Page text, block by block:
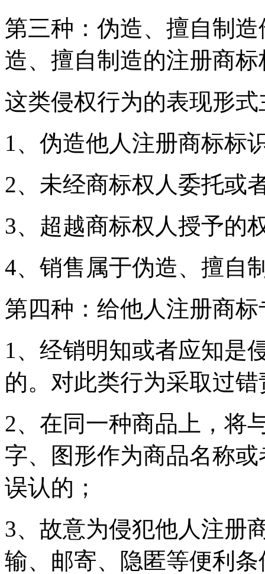
第三种：伪造、擅自制
造、擅自制造的注册商标
这类侵权行为的表现形
1、伪造他人注册商标标
2、未经商标权人委托或
3、超越商标权人授予的
4、销售属于伪造、擅自
第四种：给他人注册商
1、经销明知或者应知是
的。对此类行为采取过
2、在同一种商品上，将
字、图形作为商品名称
误认的；
3、故意为侵犯他人注册
输、邮寄、隐匿等便利